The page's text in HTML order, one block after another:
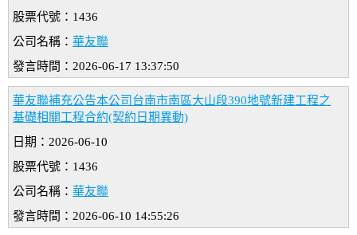
股票代號：1436
公司名稱： 華友聯
發言時間：2026-06-17 13:37:50
華友聯補充公告本公司台南市南區大山段390地號新建工程之
基礎相關工程合約(契約日期異動)
日期：2026-06-10
股票代號：1436
公司名稱： 華友聯
發言時間：2026-06-10 14:55:26